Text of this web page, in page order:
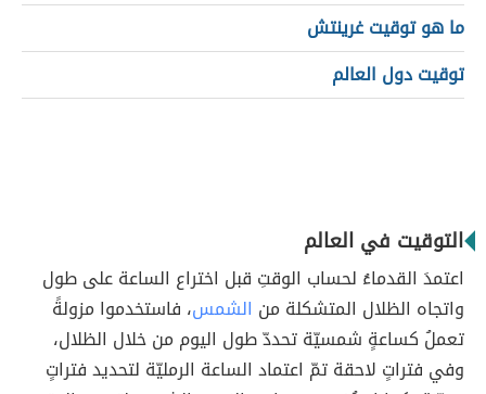
ما هو توقيت غرينتش
توقيت دول العالم
التوقيت في العالم
اعتمدَ القدماءُ لحساب الوقتِ قبل اختراع الساعة على طول
واتجاه الظلال المتشكلة من الشمس، فاستخدموا مزولةً
تعملُ كساعةٍ شمسيّة تحددّ طول اليوم من خلال الظلال،
وفي فتراتٍ لاحقة تمّ اعتماد الساعة الرمليّة لتحديد فتراتٍ